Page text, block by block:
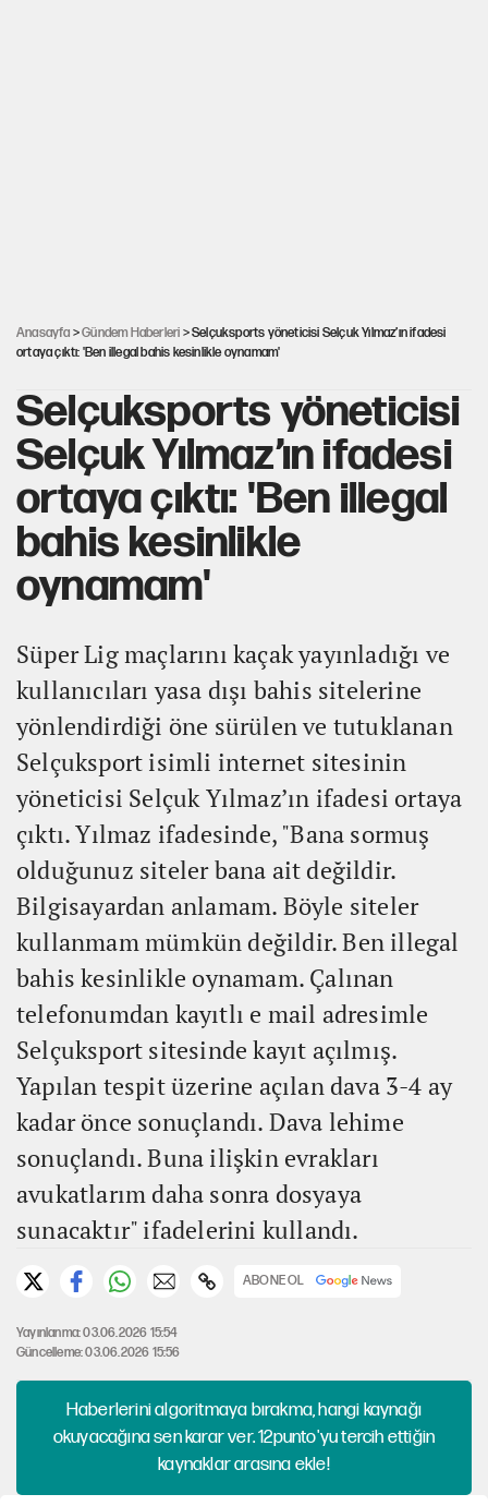
Anasayfa >Gündem Haberleri > Selçuksports yöneticisi Selçuk Yılmaz’ın ifadesi
ortaya çıktı: 'Ben illegal bahis kesinlikle oynamam'
Selçuksports yöneticisi
Selçuk Yılmaz’ın ifadesi
ortaya çıktı: 'Ben illegal
bahis kesinlikle
oynamam'
Süper Lig maçlarını kaçak yayınladığı ve
kullanıcıları yasa dışı bahis sitelerine
yönlendirdiği öne sürülen ve tutuklanan
Selçuksport isimli internet sitesinin
yöneticisi Selçuk Yılmaz’ın ifadesi ortaya
çıktı. Yılmaz ifadesinde, "Bana sormuş
olduğunuz siteler bana ait değildir.
Bilgisayardan anlamam. Böyle siteler
kullanmam mümkün değildir. Ben illegal
bahis kesinlikle oynamam. Çalınan
telefonumdan kayıtlı e mail adresimle
Selçuksport sitesinde kayıt açılmış.
Yapılan tespit üzerine açılan dava 3-4 ay
kadar önce sonuçlandı. Dava lehime
sonuçlandı. Buna ilişkin evrakları
avukatlarım daha sonra dosyaya
sunacaktır" ifadelerini kullandı.
ABONE OL
Yayınlanma: 03.06.2026 15:54
Güncelleme: 03.06.2026 15:56
Haberlerini algoritmaya bırakma, hangi kaynağı
okuyacağına sen karar ver. 12punto'yu tercih ettiğin
kaynaklar arasına ekle!